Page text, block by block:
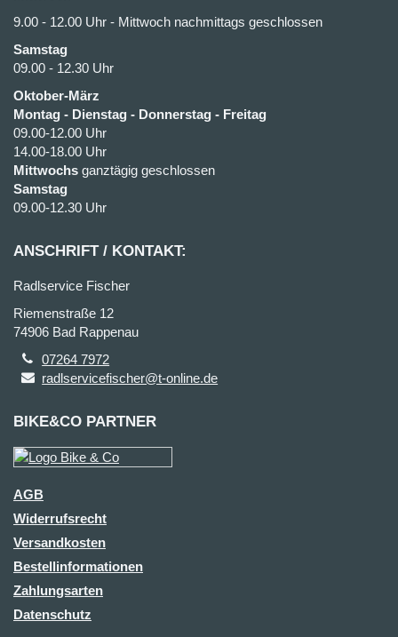
9.00 - 12.00 Uhr - Mittwoch nachmittags geschlossen
Samstag
09.00 - 12.30 Uhr
Oktober-März
Montag - Dienstag - Donnerstag - Freitag
09.00-12.00 Uhr
14.00-18.00 Uhr
Mittwochs ganztägig geschlossen
Samstag
09.00-12.30 Uhr
ANSCHRIFT / KONTAKT:
Radlservice Fischer
Riemenstraße 12
74906 Bad Rappenau
07264 7972
radlservicefischer@t-online.de
BIKE&CO PARTNER
AGB
Widerrufsrecht
Versandkosten
Bestellinformationen
Zahlungsarten
Datenschutz